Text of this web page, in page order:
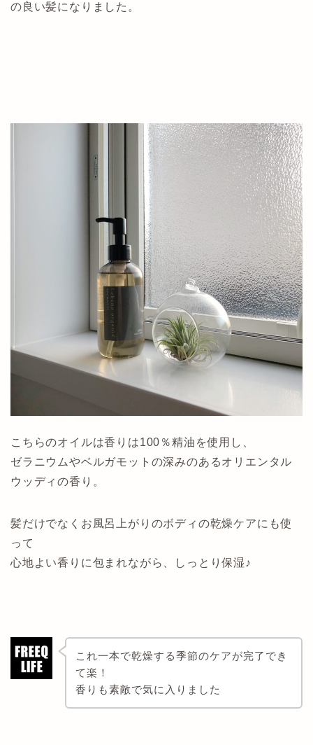
の良い髪になりました。
こちらのオイルは香りは100％精油を使用し、
ゼラニウムやベルガモットの深みのあるオリエンタル
ウッディの香り。
髪だけでなくお風呂上がりのボディの乾燥ケアにも使
って
心地よい香りに包まれながら、しっとり保湿♪
これ一本で乾燥する季節のケアが完了でき
て楽！
香りも素敵で気に入りました